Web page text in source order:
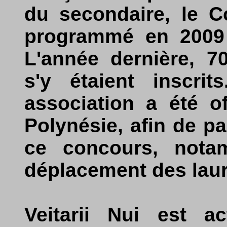
du secondaire, le
programmé en
L'année dernière,
s'y étaient
association a été
Polynésie, afin de
ce concours,
déplacement des
Veitarii Nui est